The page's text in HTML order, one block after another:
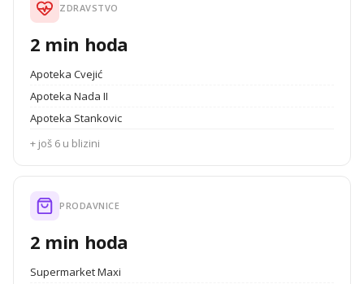
ZDRAVSTVO
2 min hoda
Apoteka Cvejić
Apoteka Nada II
Apoteka Stankovic
+ još 6 u blizini
PRODAVNICE
2 min hoda
Supermarket Maxi